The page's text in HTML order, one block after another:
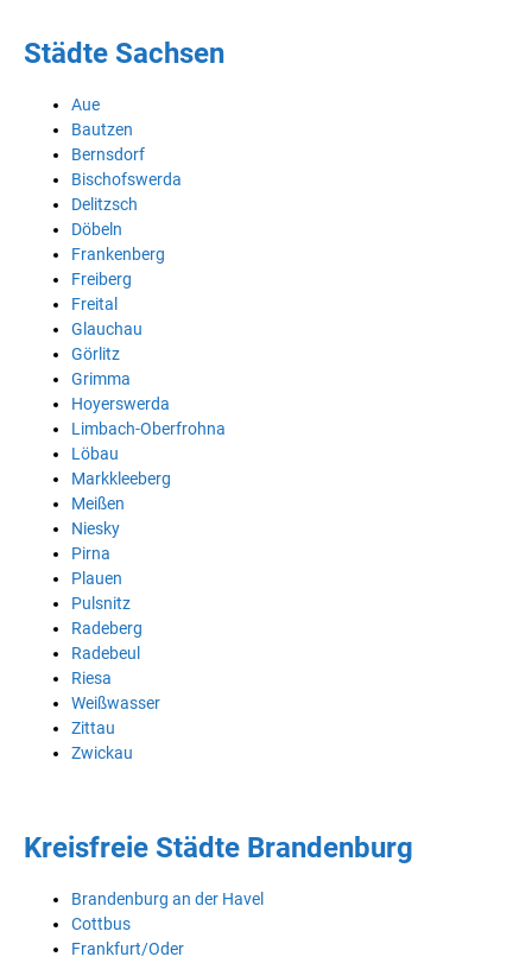
Städte Sachsen
Aue
Bautzen
Bernsdorf
Bischofswerda
Delitzsch
Döbeln
Frankenberg
Freiberg
Freital
Glauchau
Görlitz
Grimma
Hoyerswerda
Limbach-Oberfrohna
Löbau
Markkleeberg
Meißen
Niesky
Pirna
Plauen
Pulsnitz
Radeberg
Radebeul
Riesa
Weißwasser
Zittau
Zwickau
Kreisfreie Städte Brandenburg
Brandenburg an der Havel
Cottbus
Frankfurt/Oder